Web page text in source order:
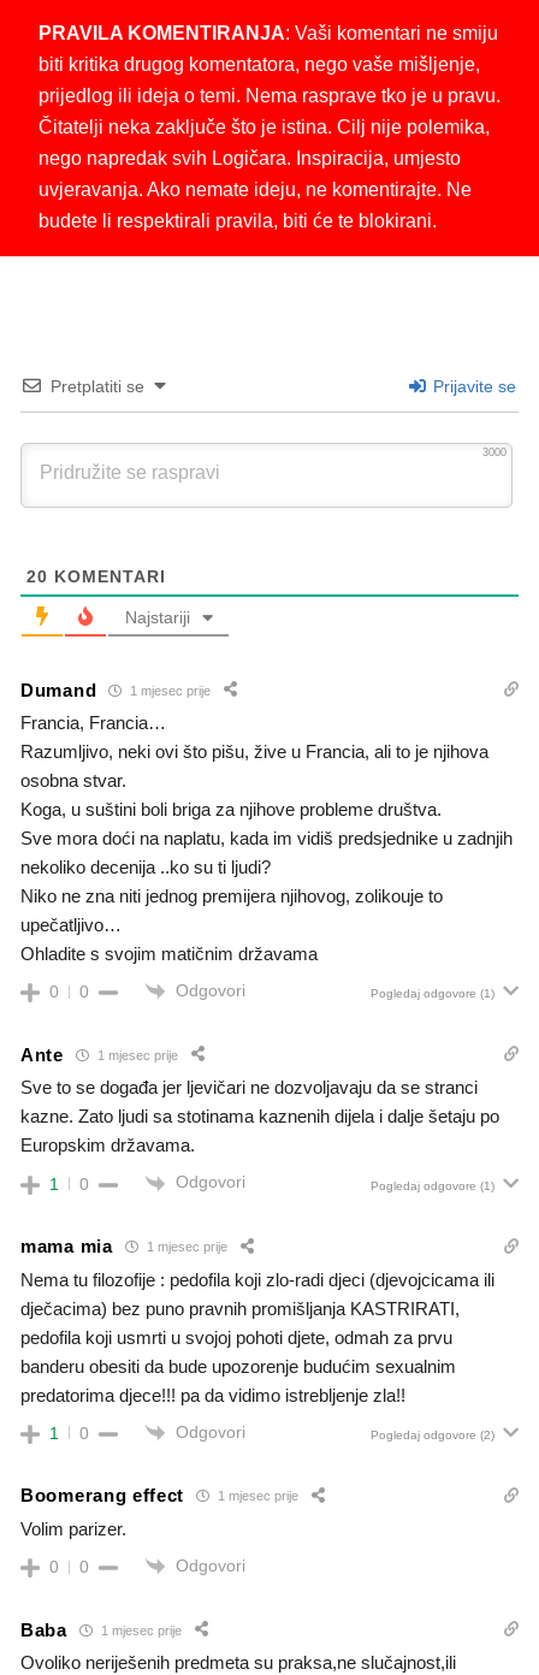
PRAVILA KOMENTIRANJA: Vaši komentari ne smiju
biti kritika drugog komentatora, nego vaše mišljenje,
prijedlog ili ideja o temi. Nema rasprave tko je u pravu.
Čitatelji neka zaključe što je istina. Cilj nije polemika,
nego napredak svih Logičara. Inspiracija, umjesto
uvjeravanja. Ako nemate ideju, ne komentirajte. Ne
budete li respektirali pravila, biti će te blokirani.
Pretplatiti se Prijavite se
3000
20 KOMENTARI
Najstariji
Dumand 1 mjesec prije
Francia, Francia…
Razumljivo, neki ovi što pišu, žive u Francia, ali to je njihova
osobna stvar.
Koga, u suštini boli briga za njihove probleme društva.
Sve mora doći na naplatu, kada im vidiš predsjednike u zadnjih
nekoliko decenija ..ko su ti ljudi?
Niko ne zna niti jednog premijera njihovog, zolikouje to
upečatljivo…
Ohladite s svojim matičnim državama
0 0 Odgovori Pogledaj odgovore (1)
Ante 1 mjesec prije
Sve to se događa jer ljevičari ne dozvoljavaju da se stranci
kazne. Zato ljudi sa stotinama kaznenih dijela i dalje šetaju po
Europskim državama.
1 0 Odgovori Pogledaj odgovore (1)
mama mia 1 mjesec prije
Nema tu filozofije : pedofila koji zlo-radi djeci (djevojcicama ili
dječacima) bez puno pravnih promišljanja KASTRIRATI,
pedofila koji usmrti u svojoj pohoti djete, odmah za prvu
banderu obesiti da bude upozorenje budućim sexualnim
predatorima djece!!! pa da vidimo istrebljenje zla!!
1 0 Odgovori Pogledaj odgovore (2)
Boomerang effect 1 mjesec prije
Volim parizer.
0 0 Odgovori
Baba 1 mjesec prije
Ovoliko neriješenih predmeta su praksa,ne slučajnost,ili